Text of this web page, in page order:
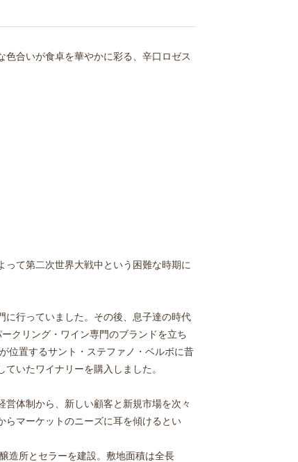
合いが食卓を華やかに彩る、辛口ロゼス
て第二次世界大戦中という困難な時期に
に行っていました。その後、息子達の時代
クリング・ワイン専門のブランドを立ち
位置するサント・ステファノ・ベルボに昔
いたワイナリーを購入しました。
体制から、新しい顧客と新規市場を次々
らマーケットのニーズに耳を傾けるとい
造所とセラーを建設。敷地面積は全長